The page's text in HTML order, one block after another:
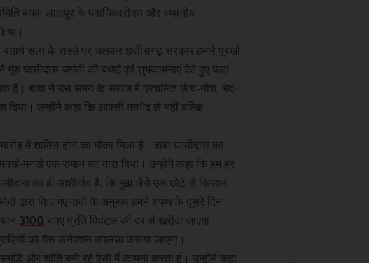
बंधवा लालपुर के पदाधिकारीगण और स्थानीय
सत्य के रास्ते पर चलकर छत्तीसगढ़ सरकार हमारे पुरखों
घासीदास जयंती की बधाई एवं शुभकामनाएं देते हुए कहा
है। बाबा ने उस समय के समाज में प्रचलित ऊंच-नीच, भेद-
उन्होंने कहा कि आपसी मतभेद से नहीं बल्कि
में शामिल होने का मौका मिला है। बाबा घासीदास का
मनखे एक समान का नारा दिया। उन्होंने कहा कि हम हर
का ही आशीर्वाद है, कि मुझ जैसे एक छोटे से किसान
द्वारा किए गए वादों के अनुरूप हमने शपथ के दूसरे दिन
3100 रुपए प्रति क्विंटल की दर से खरीदा जाएगा।
को गैस कनेक्शन उपलब्ध कराया जाएगा।
और शांति बनी रहे ऐसी मैं कामना करता हूं। उन्होंने कहा